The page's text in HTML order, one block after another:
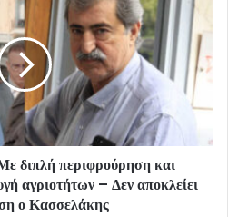
διπλή περιφρούρηση και
αγριοτήτων – Δεν αποκλείει
ο Κασσελάκης